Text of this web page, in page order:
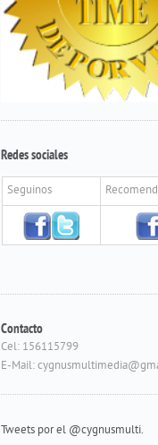
Redes sociales
Seguinos
Contacto
Cel: 156115799
E-Mail:
Tweets por el @cygnusmulti.